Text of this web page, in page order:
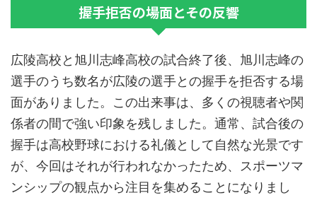
握手拒否の場面とその反響
広陵高校と旭川志峰高校の試合終了後、旭川志峰の
選手のうち数名が広陵の選手との握手を拒否する場
面がありました。この出来事は、多くの視聴者や関
係者の間で強い印象を残しました。通常、試合後の
握手は高校野球における礼儀として自然な光景です
が、今回はそれが行われなかったため、スポーツマ
ンシップの観点から注目を集めることになりまし